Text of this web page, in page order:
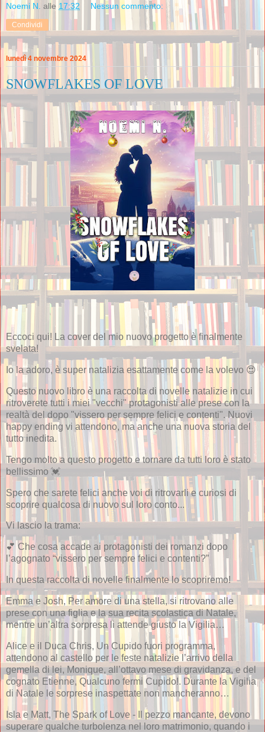
Noemi N. alle 17:32 Nessun commento:
Condividi
lunedì 4 novembre 2024
SNOWFLAKES OF LOVE
Eccoci qui! La cover del mio nuovo progetto è finalmente
svelata!
Io la adoro, è super natalizia esattamente come la volevo 😍
Questo nuovo libro è una raccolta di novelle natalizie in cui
ritroverete tutti i miei "vecchi" protagonisti alle prese con la
realtà del dopo "vissero per sempre felici e contenti". Nuovi
happy ending vi attendono, ma anche una nuova storia del
tutto inedita.
Tengo molto a questo progetto e tornare da tutti loro è stato
bellissimo 💓
Spero che sarete felici anche voi di ritrovarli e curiosi di
scoprire qualcosa di nuovo sul loro conto...
Vi lascio la trama:
💕 Che cosa accade ai protagonisti dei romanzi dopo
l’agognato “vissero per sempre felici e contenti?”
In questa raccolta di novelle finalmente lo scopriremo!
Emma e Josh, Per amore di una stella, si ritrovano alle
prese con una figlia e la sua recita scolastica di Natale,
mentre un’altra sorpresa li attende giusto la Vigilia…
Alice e il Duca Chris, Un Cupido fuori programma,
attendono al castello per le feste natalizie l’arrivo della
gemella di lei, Monique, all’ottavo mese di gravidanza, e del
cognato Etienne, Qualcuno fermi Cupido!. Durante la Vigilia
di Natale le sorprese inaspettate non mancheranno…
Isla e Matt, The Spark of Love - Il pezzo mancante, devono
superare qualche turbolenza nel loro matrimonio, quando i